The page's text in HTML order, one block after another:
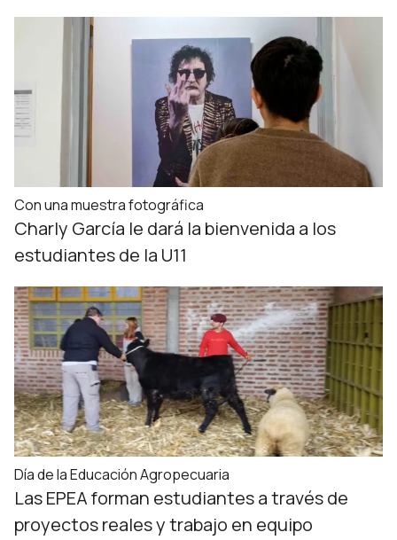
Con una muestra fotográfica
Charly García le dará la bienvenida a los
estudiantes de la U11
Día de la Educación Agropecuaria
Las EPEA forman estudiantes a través de
proyectos reales y trabajo en equipo